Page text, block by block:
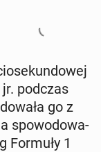
podczas
go z
spo­wo­do­wa­
Formuły 1